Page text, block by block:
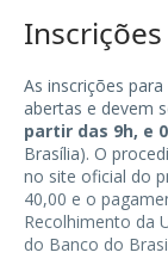
Inscrições
As inscrições
abertas e devem
partir das 9h, e
Brasília). O
no site oficial do
40,00 e o
Recolhimento da
do Banco do